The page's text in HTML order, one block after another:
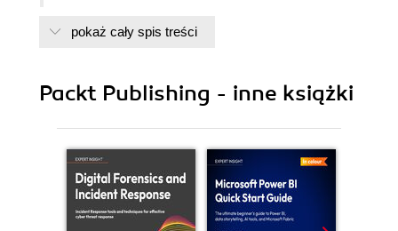
5. More into cookbooks and reciepe
pokaż cały spis treści
Packt Publishing - inne książki